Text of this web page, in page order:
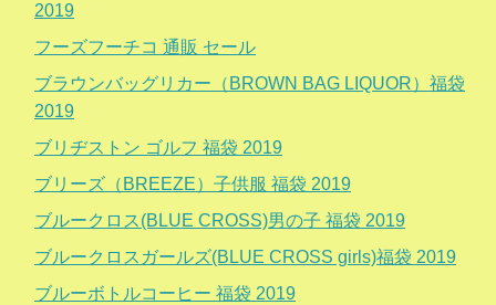
2019
フーズフーチコ 通販 セール
ブラウンバッグリカー（BROWN BAG LIQUOR）福袋
2019
ブリヂストン ゴルフ 福袋 2019
ブリーズ（BREEZE）子供服 福袋 2019
ブルークロス(BLUE CROSS)男の子 福袋 2019
ブルークロスガールズ(BLUE CROSS girls)福袋 2019
ブルーボトルコーヒー 福袋 2019